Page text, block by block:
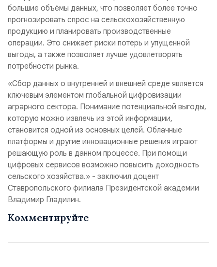
большие объёмы данных, что позволяет более точно
прогнозировать спрос на сельскохозяйственную
продукцию и планировать производственные
операции. Это снижает риски потерь и упущенной
выгоды, а также позволяет лучше удовлетворять
потребности рынка.
«Сбор данных о внутренней и внешней среде является
ключевым элементом глобальной цифровизации
аграрного сектора. Понимание потенциальной выгоды,
которую можно извлечь из этой информации,
становится одной из основных целей. Облачные
платформы и другие инновационные решения играют
решающую роль в данном процессе. При помощи
цифровых сервисов возможно повысить доходность
сельского хозяйства.» - заключил доцент
Ставропольского филиала Президентской академии
Владимир Гладилин.
Комментируйте